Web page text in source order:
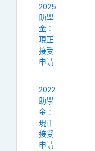
2025
助學
金：
現正
接受
申請
2022
助學
金：
現正
接受
申請